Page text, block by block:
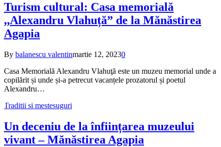
Turism cultural: Casa memorială
,,Alexandru Vlahuță” de la Mănăstirea
Agapia
By balanescu valentinmartie 12, 20230
Casa Memorială Alexandru Vlahuţă este un muzeu memorial unde a
copilărit și unde și-a petrecut vacanțele prozatorul și poetul
Alexandru…
Traditii si mestesuguri
Un deceniu de la înființarea muzeului
vivant – Mănăstirea Agapia